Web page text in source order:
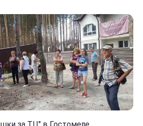
за ТЦ" в Гостомеле